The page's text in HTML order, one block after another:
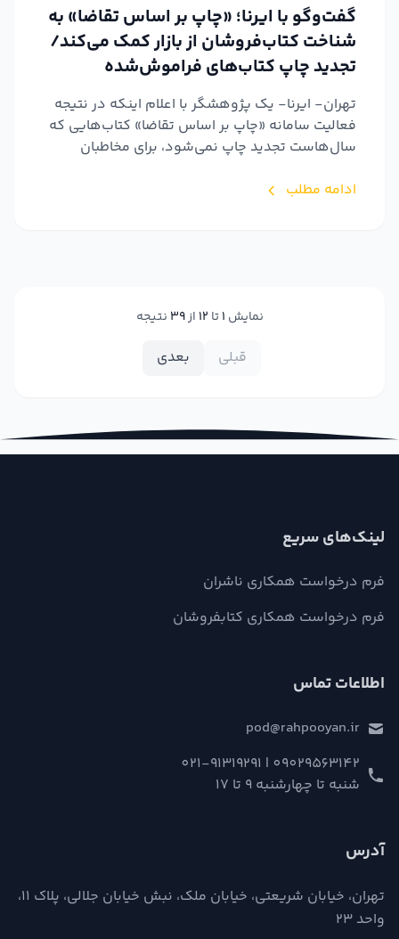
گفت‌وگو با ایرنا؛ «چاپ بر اساس تقاضا» به
شناخت کتاب‌فروشان از بازار کمک می‌کند/
تجدید چاپ کتاب‌های فراموش‌شده
تهران- ایرنا- یک پژوهشگر با اعلام اینکه در نتیجه
فعالیت سامانه «چاپ بر اساس تقاضا» کتاب‌هایی که
سال‌هاست تجدید چاپ نمی‌شود، برای مخاطبان
ادامه مطلب
نمایش 1تا 12 از39 نتیجه
قبلی بعدی
لینک‌های سریع
فرم درخواست همکاری ناشران
فرم درخواست همکاری کتابفروشان
اطلاعات تماس
pod@rahpooyan.ir
09029563142 | 021-91319291
شنبه تا چهارشنبه 9 تا 17
آدرس
تهران، خیابان شریعتی، خیابان ملک، نبش خیابان جلالی، پلاک ۱۱،
واحد ۲۳